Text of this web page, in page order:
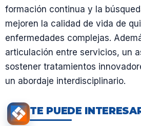
formación continua y la
mejoren la calidad de vida de
enfermedades complejas.
articulación entre servicios, un
sostener tratamientos
un abordaje interdisciplinario.
TE PUEDE